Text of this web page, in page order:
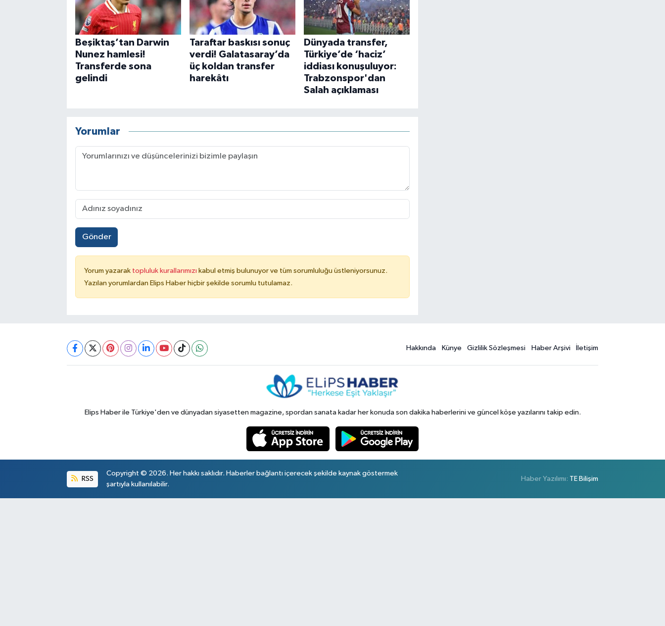
Beşiktaş’tan Darwin
Nunez hamlesi!
Transferde sona
gelindi
Taraftar baskısı sonuç
verdi! Galatasaray’da
üç koldan transfer
harekâtı
Dünyada transfer,
Türkiye’de ‘haciz’
iddiası konuşuluyor:
Trabzonspor'dan
Salah açıklaması
Yorumlar
Gönder
Yorum yazarak topluluk kurallarımızı kabul etmiş bulunuyor ve tüm sorumluluğu üstleniyorsunuz.
Yazılan yorumlardan Elips Haber hiçbir şekilde sorumlu tutulamaz.
Hakkında Künye Gizlilik Sözleşmesi Haber Arşivi İletişim
Elips Haber ile Türkiye'den ve dünyadan siyasetten magazine, spordan sanata kadar her konuda son dakika haberlerini ve güncel köşe yazılarını takip edin.
RSS
Copyright © 2026. Her hakkı saklıdır. Haberler bağlantı içerecek şekilde kaynak göstermek
şartıyla kullanılabilir.
Haber Yazılımı: TE Bilişim